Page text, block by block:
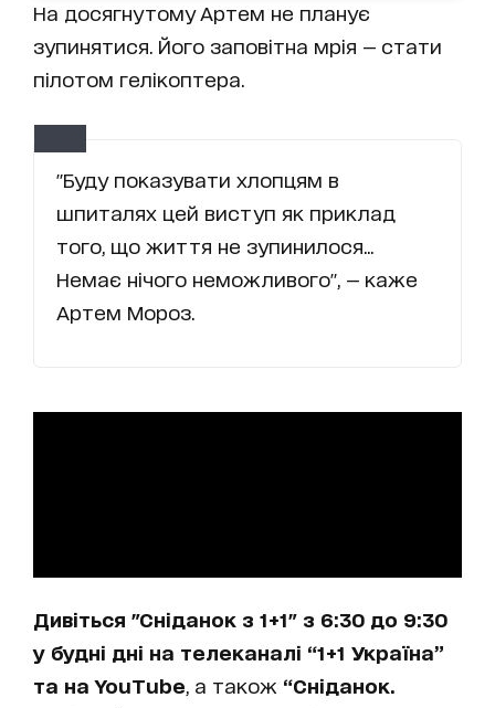
На досягнутому Артем не планує
зупинятися. Його заповітна мрія — стати
пілотом гелікоптера.
"Буду показувати хлопцям в
шпиталях цей виступ як приклад
того, що життя не зупинилося...
Немає нічого неможливого", — каже
Артем Мороз.
Дивіться "Сніданок з 1+1" з 6:30 до 9:30
у будні дні на телеканалі “1+1 Україна”
та на YouTube , а також “Сніданок.